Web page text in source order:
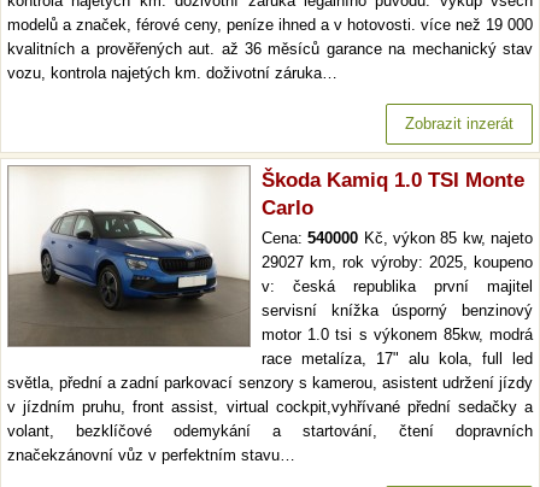
modelů a značek, férové ceny, peníze ihned a v hotovosti. více než 19 000
kvalitních a prověřených aut. až 36 měsíců garance na mechanický stav
vozu, kontrola najetých km. doživotní záruka…
Zobrazit inzerát
Škoda Kamiq 1.0 TSI Monte
Carlo
Cena:540000 Kč, výkon 85 kw, najeto
29027 km, rok výroby: 2025, koupeno
v: česká republika první majitel
servisní knížka úsporný benzinový
motor 1.0 tsi s výkonem 85kw, modrá
race metalíza, 17" alu kola, full led
světla, přední a zadní parkovací senzory s kamerou, asistent udržení jízdy
v jízdním pruhu, front assist, virtual cockpit,vyhřívané přední sedačky a
volant, bezklíčové odemykání a startování, čtení dopravních
značekzánovní vůz v perfektním stavu…